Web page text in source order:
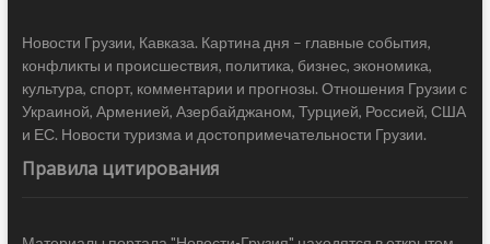
Новости Грузии, Кавказа. Картина дня – главные события,
конфликты и происшествия, политика, бизнес, экономика,
культура, спорт, комментарии и прогнозы. Отношения Грузии с
Украиной, Арменией, Азербайджаном, Турцией, Россией, США
и ЕС. Новости туризма и достопримечательности Грузии.
Правила цитирования